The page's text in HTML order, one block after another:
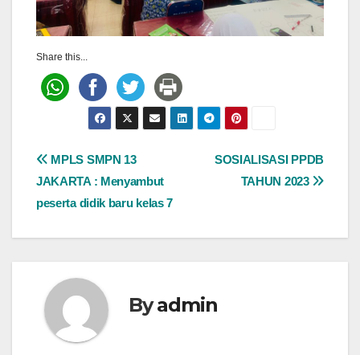
Share this...
Post
navigation
SOSIALISASI PPDB
TAHUN 2023
MPLS SMPN 13
JAKARTA : Menyambut
peserta didik baru kelas 7
Byadmin